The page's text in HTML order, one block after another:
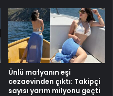
Ünlü mafyanın eşi
cezaevinden çıktı: Takipçi
sayısı yarım milyonu geçti